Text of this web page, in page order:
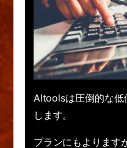
AItoolsは圧倒的な低
します。
プランにもよります